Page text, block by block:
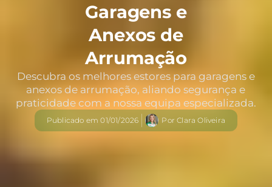
Garagens e
Anexos de
Arrumação
Descubra os melhores estores para garagens e
anexos de arrumação, aliando segurança e
praticidade com a nossa equipa especializada.
Publicado em01/01/2026 PorClara Oliveira